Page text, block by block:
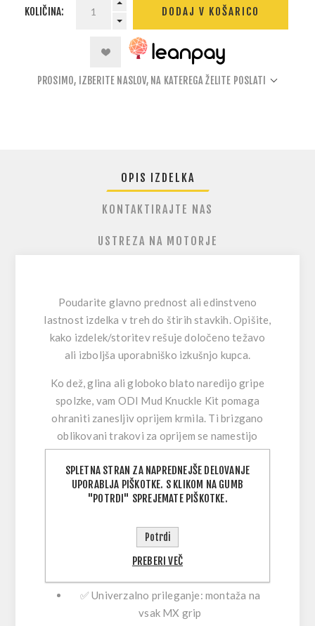
KOLIČINA: DODAJ V KOŠARICO
PROSIMO, IZBERITE NASLOV, NA KATEREGA ŽELITE POSLATI
OPIS IZDELKA
KONTAKTIRAJTE NAS
USTREZA NA MOTORJE
Poudarite glavno prednost ali edinstveno
lastnost izdelka v treh do štirih stavkih. Opišite,
kako izdelek/storitev rešuje določeno težavo
ali izboljša uporabniško izkušnjo kupca.
Ko dež, glina ali globoko blato naredijo gripe
spolzke, vam ODI Mud Knuckle Kit pomaga
ohraniti zanesljiv oprijem krmila. Ti brizgano
oblikovani trakovi za oprijem se namestijo
praktično na vsak MX grip in se pritrdijo s
priloženo nerjavečo varovalno žico, kar
zagotovi dodaten “bite” točno takrat, ko ga
najbolj potrebujete. Preprosta nadgradnja za
utrujenosti rok v slabih razmerah.
Ključne lastnosti:
✅ Univerzalno prileganje: montaža na
vsak MX grip
SPLETNA STRAN ZA NAPREDNEJŠE DELOVANJE
UPORABLJA PIŠKOTKE. S KLIKOM NA GUMB
"POTRDI" SPREJEMATE PIŠKOTKE.
Potrdi
PREBERI VEČ